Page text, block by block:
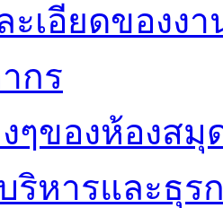
ะเอียดของง
กร
ๆของห้องสมุ
ริหารและธุร